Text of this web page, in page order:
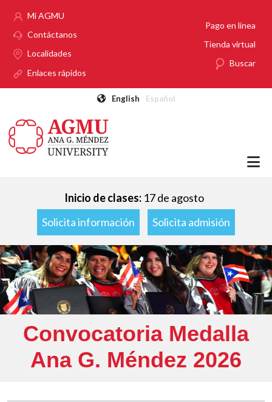
Mi AGMU
Contáctanos
Localidades
Enlaces rápidos
Pago en línea
Tienda virtual
Buscar
English Español
Inicio de clases: 17 de agosto
Solicita información
Solicita admisión
Convocatoria Medalla
Ana G. Méndez 2026